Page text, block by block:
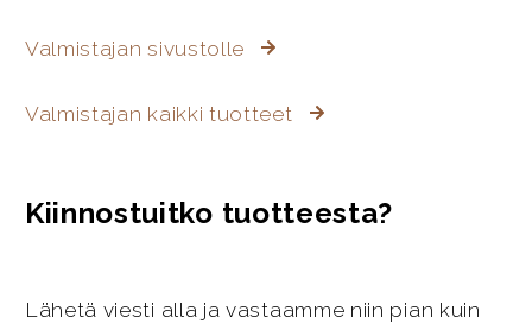
Valmistajan sivustolle
Valmistajan kaikki tuotteet
Kiinnostuitko tuotteesta?
Lähetä viesti alla ja vastaamme niin pian kuin